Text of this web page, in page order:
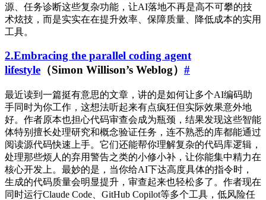
源、任务诊断这些复杂功能，让AI落地不再是高不可攀的技
术炫技，而是实实在在提升效率、保障质量、降低成本的实用
工具。
2.Embracing the parallel coding agent
lifestyle （Simon Willison’s Weblog） #
最近读到一篇挺有意思的文章，讲的是如何让多个AI编码助
手同时为你工作，这想法听起来有点疯狂但实际效果意外地
好。作者原本也担心代码审查会成为瓶颈，结果发现这些智能
体特别擅长处理研究和概念验证任务，连不熟悉的库都能通过
阅读源代码快速上手。它们还能帮你理解复杂的代码库逻辑，
处理那些烦人的弃用警告之类的小修小补，让你能集中精力在
核心开发上。最妙的是，当你给AI下达高度具体的指令时，
生成的代码质量会明显提升，审查起来也轻松多了。作者现在
同时运行Claude Code、GitHub Copilot等多个工具，低风险任